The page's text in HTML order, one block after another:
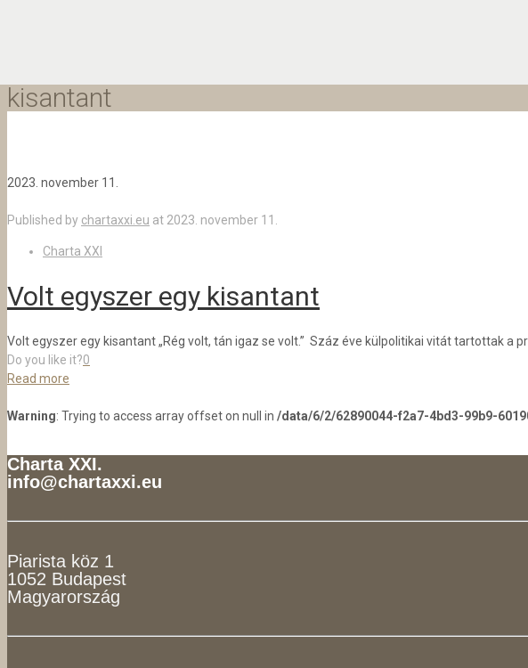
kisantant
2023. november 11.
Published by chartaxxi.eu at 2023. november 11.
Charta XXI
Volt egyszer egy kisantant
Volt egyszer egy kisantant „Rég volt, tán igaz se volt.” Száz éve külpolitikai vitát tartottak
Do you like it?0
Read more
Warning: Trying to access array offset on null in /data/6/2/62890044-f2a7-4bd3-99b9-
Charta XXI.
info@chartaxxi.eu
Piarista köz 1
1052 Budapest
Magyarország